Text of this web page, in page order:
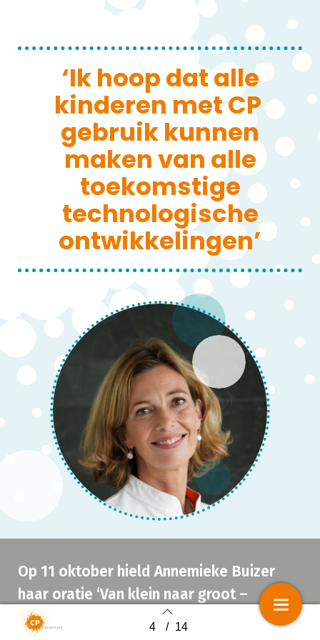
Back to index 4 / 14
‘Ik hoop dat alle
kinderen met CP
gebruik kunnen
maken van alle
toekomstige
technologische
ontwikkelingen’
Op 11 oktober hield Annemieke Buizer
haar oratie ‘Van klein naar groot –
perspectieven in de